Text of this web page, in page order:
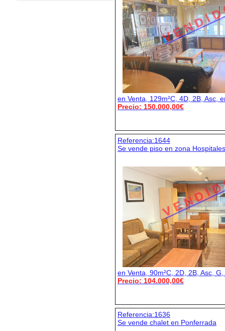
V E N D I
en Venta, 129m²C, 4D, 2B, Asc,
Precio: 150.000,00€
Referencia:1644
Se vende piso en zona Hospitales
V E N D I
en Venta, 90m²C, 2D, 2B, Asc,
Precio: 104.000,00€
Referencia:1636
Se vende chalet en Ponferrada